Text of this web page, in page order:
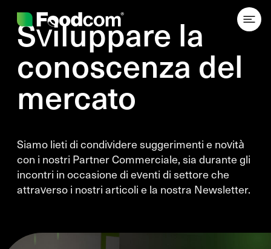
Sviluppare la
conoscenza del
mercato
Siamo lieti di condividere suggerimenti e novità
con i nostri Partner Commerciale, sia durante gli
incontri in occasione di eventi di settore che
attraverso i nostri articoli e la nostra Newsletter.